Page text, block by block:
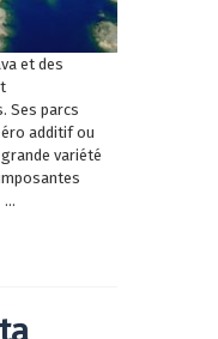
et des
Ses parcs
additif ou
variété